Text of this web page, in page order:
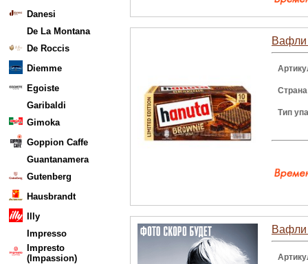
Danesi
De La Montana
De Roccis
Diemme
Egoiste
Garibaldi
Gimoka
Goppion Caffe
Guantanamera
Gutenberg
Hausbrandt
Illy
Impresso
Impresto
(Impassion)
Вафли
Тип
Вафли